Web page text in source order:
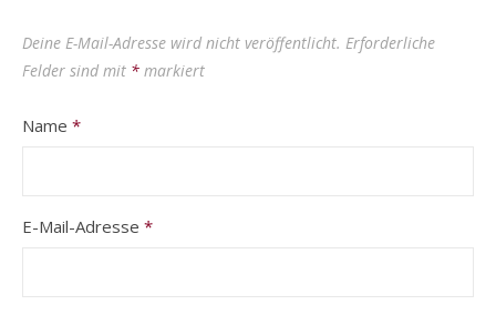
Deine E-Mail-Adresse wird nicht veröffentlicht. Erforderliche
Felder sind mit * markiert
Name *
E-Mail-Adresse *